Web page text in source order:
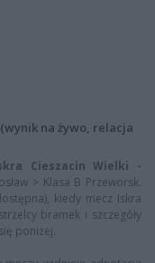
na żywo, relacja
Cieszacin Wielki -
> Klasa B Przeworsk.
kiedy mecz Iskra
bramek i szczegóły
poniżej.